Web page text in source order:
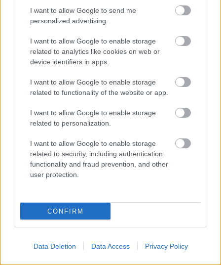
I want to allow Google to send me
personalized advertising.
I want to allow Google to enable storage
related to analytics like cookies on web or
device identifiers in apps.
I want to allow Google to enable storage
related to functionality of the website or app.
I want to allow Google to enable storage
related to personalization.
I want to allow Google to enable storage
related to security, including authentication
functionality and fraud prevention, and other
user protection.
CONFIRM
Data Deletion Data Access Privacy Policy
hogy a döntést nem sokkal azután szavazta meg ellenzék és
kormánypárt egyaránt, hogy a tiszteletdíjuk emeléséről is
döntöttek. Megkérdeztük, vagy inkább megkérdeztük volna a
főbb érintetteket.
Szolnok adóemelés,borda zoltán ,építményadó,györfi mihály
elkezdődött a pénzosztás a testületben
2024.11.04. Fazekas Adrián
Györfi Mihályról sem a